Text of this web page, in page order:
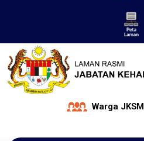
Warga JKSM